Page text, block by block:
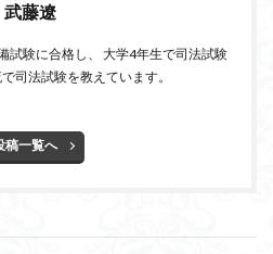
武藤遼
試験に合格し、 大学4年生で司法試験
司法試験を教えています。
稿一覧へ